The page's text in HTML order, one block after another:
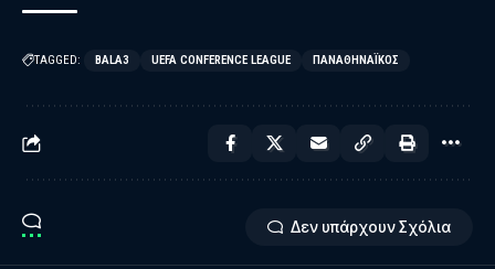
TAGGED: BALA3 UEFA CONFERENCE LEAGUE ΠΑΝΑΘΗΝΑΪΚΌΣ
Δεν υπάρχουν Σχόλια